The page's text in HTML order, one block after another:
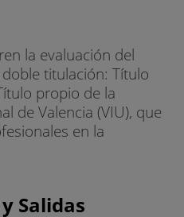
inversión dentro de los
su conjunto ha tenido
7,6%.
que la industria global
cercado a los US
ligadas al
la evaluación del
titulación: Título
propio de la
de Valencia (VIU), que
en la
Salidas